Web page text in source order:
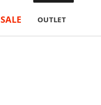
SALE OUTLET